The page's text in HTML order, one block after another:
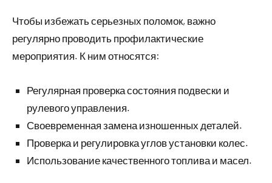
Чтобы избежать серьезных поломок, важно
регулярно проводить профилактические
мероприятия. К ним относятся:
Регулярная проверка состояния подвески и
рулевого управления.
Своевременная замена изношенных деталей.
Проверка и регулировка углов установки колес.
Использование качественного топлива и масел.